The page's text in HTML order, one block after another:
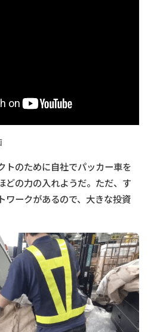
トのために自社でパッカー車を
どの力の入れようだ。ただ、す
ワークがあるので、大きな投資